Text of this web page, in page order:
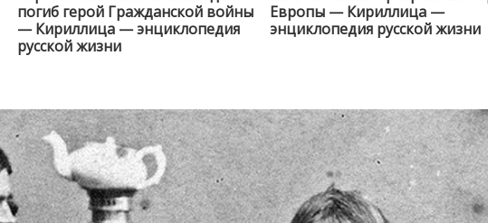
погиб герой Гражданской войны
— Кириллица — энциклопедия
русской жизни
Европы — Кириллица —
энциклопедия русской жизни